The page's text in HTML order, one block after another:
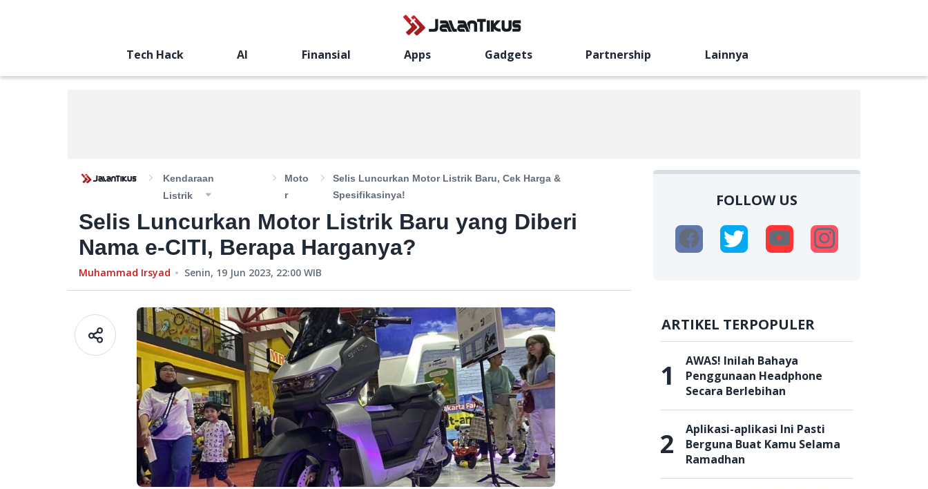
Tech Hack AI Finansial Apps Gadgets Partnership Lainnya
Kendaraan
Listrik
Moto
R
Selis Luncurkan Motor Listrik Baru, Cek Harga &
Spesifikasinya!
Selis Luncurkan Motor Listrik Baru yang Diberi
Nama e-CITI, Berapa Harganya?
Muhammad Irsyad Senin, 19 Jun 2023, 22:00 WIB
FOLLOW US
ARTIKEL TERPOPULER
1
AWAS! Inilah Bahaya
Penggunaan Headphone
Secara Berlebihan
2
Aplikasi-aplikasi Ini Pasti
Berguna Buat Kamu Selama
Ramadhan